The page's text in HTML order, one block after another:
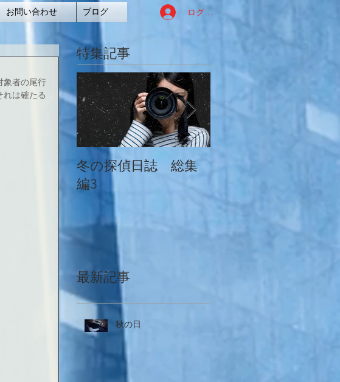
お問い合わせ ブログ ログイン
象者の尾行
れは確たる
特集記事
冬の探偵日誌 総集
編3
冬の探偵日誌 総集
最新記事
秋の日